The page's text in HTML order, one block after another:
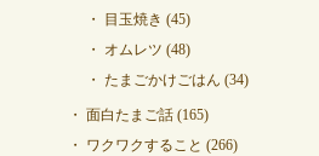
目玉焼き (45)
オムレツ (48)
たまごかけごはん (34)
面白たまご話(165)
ワクワクすること (266)